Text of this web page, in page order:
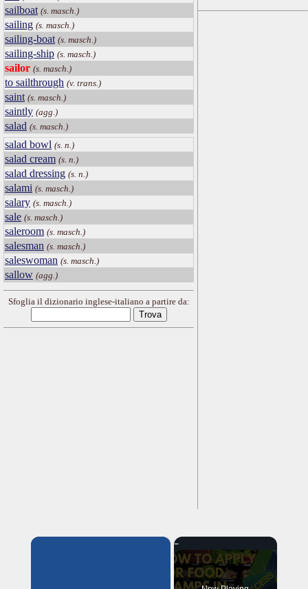
sailboat (s. masch.)
sailing (s. masch.)
sailing-boat (s. masch.)
sailing-ship (s. masch.)
sailor (s. masch.)
to sailthrough (v. trans.)
saint (s. masch.)
saintly (agg.)
salad (s. masch.)
salad bowl (s. n.)
salad cream (s. n.)
salad dressing (s. n.)
salami (s. masch.)
salary (s. masch.)
sale (s. masch.)
saleroom (s. masch.)
salesman (s. masch.)
saleswoman (s. masch.)
sallow (agg.)
Sfoglia il dizionario inglese-italiano a partire da:
×